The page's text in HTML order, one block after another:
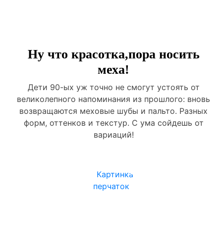
Ну что красотка,пора носить
меха!
Дети 90-ых уж точно не смогут устоять от
великолепного напоминания из прошлого: вновь
возвращаются меховые шубы и пальто. Разных
форм, оттенков и текстур. С ума сойдешь от
вариаций!